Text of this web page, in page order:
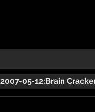
2007-05-12:Brain